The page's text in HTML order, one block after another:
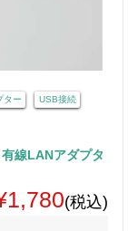
ター USB接続
線LANアダプタ
(税込)